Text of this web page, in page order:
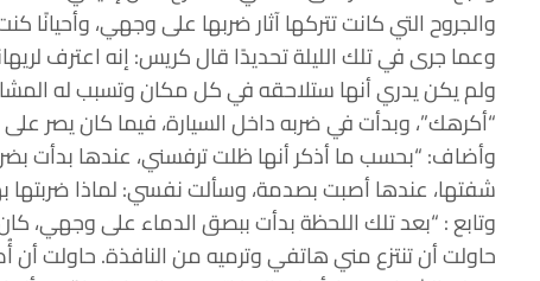
والجروح التي كانت تتركها آثار ضربها على وجهي، وأحيانًا
وعما جرى في تلك الليلة تحديدًا قال كريس: إنه اعترف
ولم يكن يدري أنها ستلاحقه في كل مكان وتسبب له
“أكرهك”، وبدأت في ضربه داخل السيارة، فيما كان يصر
وأضاف: “بحسب ما أذكر أنها ظلت ترفسني، عندها بدأت
شفتها، عندها أصبت بصدمة، وسألت نفسي: لماذا ضربتها
وتابع : “بعد تلك اللحظة بدأت ببصق الدماء على وجهي، كان
حاولت أن تنتزع مني هاتفي وترميه من النافذة. حاولت